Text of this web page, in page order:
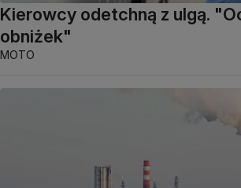
Kierowcy odetchną z ulgą.
obniżek"
MOTO